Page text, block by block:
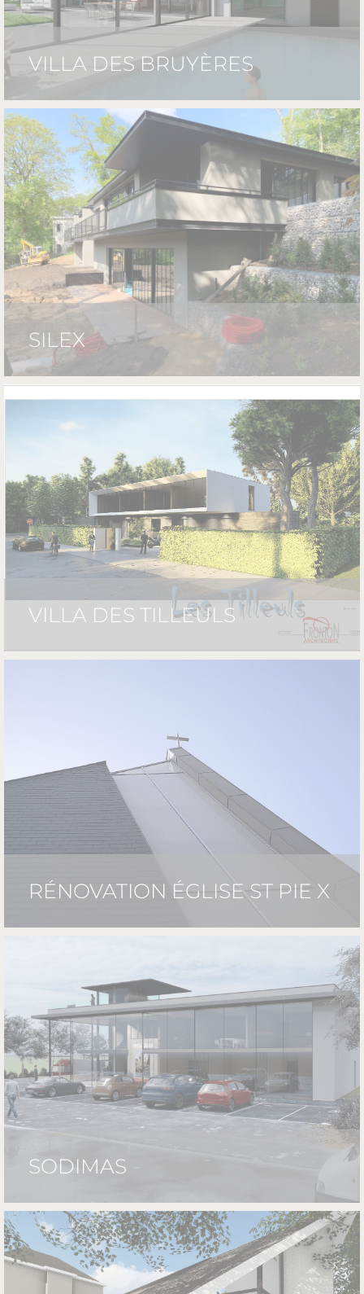
VILLA DES BRUYÈRES
SILEX
VILLA DES TILLEULS
RÉNOVATION ÉGLISE ST PIE X
SODIMAS